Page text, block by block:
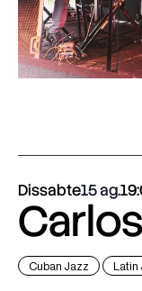
Dissabte15 ag.
Cuban Jazz Latin